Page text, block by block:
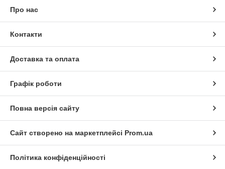
Про нас
Контакти
Доставка та оплата
Графік роботи
Повна версія сайту
Сайт створено на маркетплейсі Prom.ua
Політика конфіденційності